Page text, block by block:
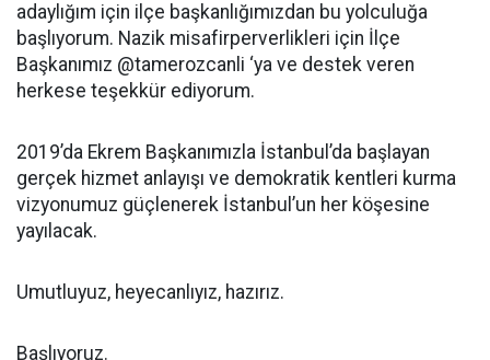
adaylığım için ilçe başkanlığımızdan bu yolculuğa
başlıyorum. Nazik misafirperverlikleri için İlçe
Başkanımız @tamerozcanli ‘ya ve destek veren
herkese teşekkür ediyorum.
2019’da Ekrem Başkanımızla İstanbul’da başlayan
gerçek hizmet anlayışı ve demokratik kentleri kurma
vizyonumuz güçlenerek İstanbul’un her köşesine
yayılacak.
Umutluyuz, heyecanlıyız, hazırız.
Başlıyoruz.